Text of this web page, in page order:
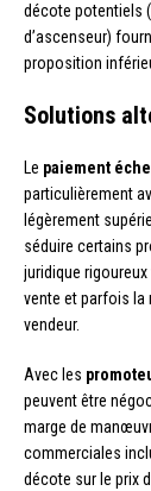
décote potentiels
d’ascenseur)
proposition
Solutions
Le paiement
particulièrement
légèrement
séduire certains
juridique
vente et parfois la
vendeur.
Avec les
peuvent être
marge de
commerciales
décote sur le prix